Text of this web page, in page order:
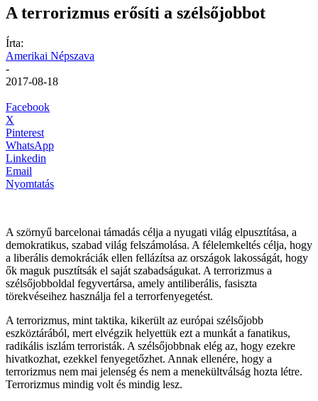
A terrorizmus erősíti a szélsőjobbot
Írta:
Amerikai Népszava
-
2017-08-18
Facebook
X
Pinterest
WhatsApp
Linkedin
Email
Nyomtatás
A szörnyű barcelonai támadás célja a nyugati világ elpusztítása, a
demokratikus, szabad világ felszámolása. A félelemkeltés célja, hogy
a liberális demokráciák ellen fellázítsa az országok lakosságát, hogy
ők maguk pusztítsák el saját szabadságukat. A terrorizmus a
szélsőjobboldal fegyvertársa, amely antiliberális, fasiszta
törekvéseihez használja fel a terrorfenyegetést.
A terrorizmus, mint taktika, kikerült az európai szélsőjobb
eszköztárából, mert elvégzik helyettük ezt a munkát a fanatikus,
radikális iszlám terroristák. A szélsőjobbnak elég az, hogy ezekre
hivatkozhat, ezekkel fenyegetőzhet. Annak ellenére, hogy a
terrorizmus nem mai jelenség és nem a menekültválság hozta létre.
Terrorizmus mindig volt és mindig lesz.